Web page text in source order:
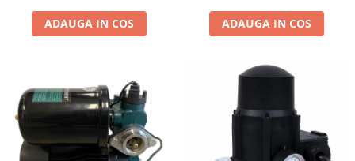
Motoburghie
Drujbe cu acumulator
Consumabile drujbe, fierastraie
electrice
Drujbe electrice
ADAUGA IN COS ADAUGA IN COS